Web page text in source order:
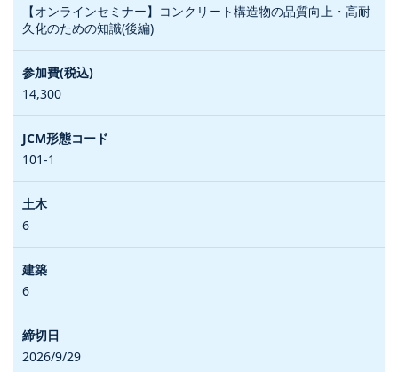
【オンラインセミナー】コンクリート構造物の品質向上・高耐
久化のための知識(後編)
14,300
101-1
6
6
2026/9/29